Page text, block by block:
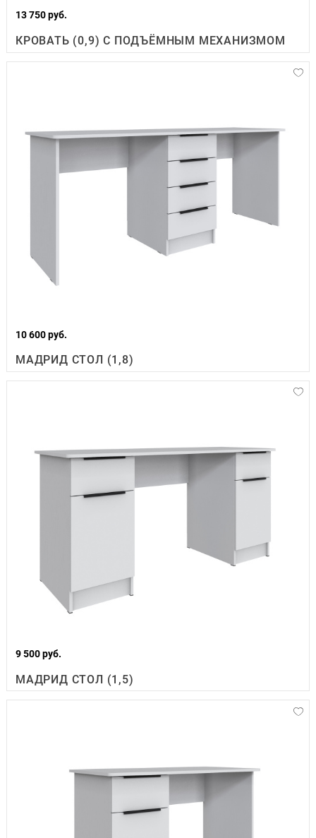
13 750 руб.
КРОВАТЬ (0,9) С ПОДЪЁМНЫМ МЕХАНИЗМОМ
10 600 руб.
МАДРИД СТОЛ (1,8)
9 500 руб.
МАДРИД СТОЛ (1,5)